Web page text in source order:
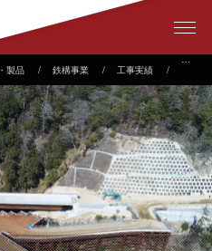
製品 鉄構事業 工事実績